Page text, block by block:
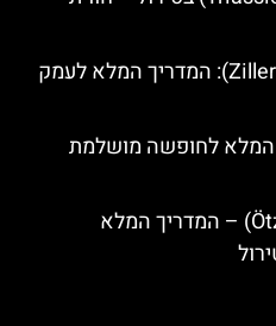
אטרקציות בעמק צילר (Zillertal): המדריך המלא לעמק
המלא לחופשה מושלמת
אטרקציות בעמק אוץ (Ötztal) – המדריך המלא